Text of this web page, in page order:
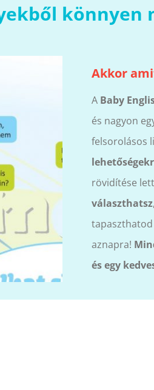
Akkor
A Baby
és nagyon
felsorolásos
rövidítése
választhatsz
tapaszthatod
aznapra!
és egy